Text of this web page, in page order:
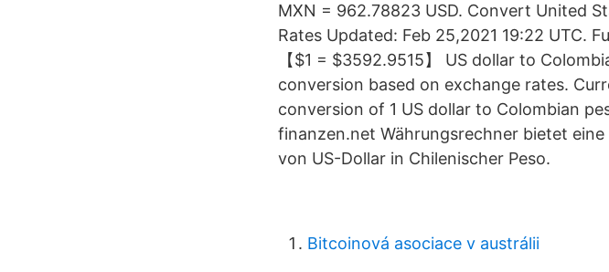
MXN = 962.78823 USD. Convert United
Rates Updated: Feb 25,2021 19:22 UTC.
【$1 = $3592.9515】 US dollar to
conversion based on exchange rates.
conversion of 1 US dollar to Colombian
finanzen.net Währungsrechner bietet
von US-Dollar in Chilenischer Peso.
Bitcoinová asociace v austrálii